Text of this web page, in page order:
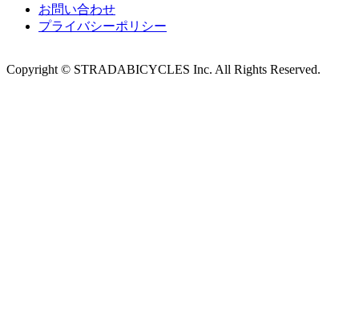
お問い合わせ
プライバシーポリシー
Copyright © STRADABICYCLES Inc. All Rights Reserved.